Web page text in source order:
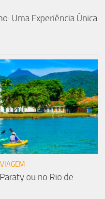
Uma Experiência Única
ou no Rio de